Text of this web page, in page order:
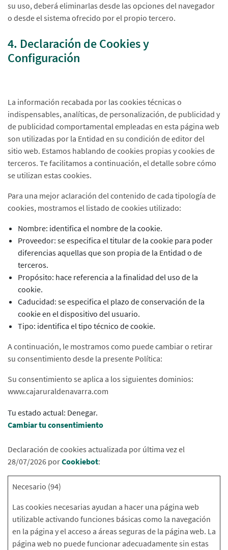
su uso, deberá eliminarlas desde las opciones del navegador
o desde el sistema ofrecido por el propio tercero.
4. Declaración de Cookies y
Configuración
La información recabada por las cookies técnicas o
indispensables, analíticas, de personalización, de publicidad y
de publicidad comportamental empleadas en esta página web
son utilizadas por la Entidad en su condición de editor del
sitio web. Estamos hablando de cookies propias y cookies de
terceros. Te facilitamos a continuación, el detalle sobre cómo
se utilizan estas cookies.
Para una mejor aclaración del contenido de cada tipología de
cookies, mostramos el listado de cookies utilizado:
Nombre: identifica el nombre de la cookie.
Proveedor: se especifica el titular de la cookie para poder
diferencias aquellas que son propia de la Entidad o de
terceros.
Propósito: hace referencia a la finalidad del uso de la
cookie.
Caducidad: se especifica el plazo de conservación de la
cookie en el dispositivo del usuario.
Tipo: identifica el tipo técnico de cookie.
A continuación, le mostramos como puede cambiar o retirar
su consentimiento desde la presente Política:
Su consentimiento se aplica a los siguientes dominios:
www.cajaruraldenavarra.com
Tu estado actual: Denegar.
Cambiar tu consentimiento
Declaración de cookies actualizada por última vez el
28/07/2026 porCookiebot:
Necesario (94)
Las cookies necesarias ayudan a hacer una página web
utilizable activando funciones básicas como la navegación
en la página y el acceso a áreas seguras de la página web. La
página web no puede funcionar adecuadamente sin estas